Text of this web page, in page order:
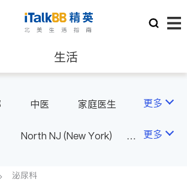
生活
房地产租售
中医
家庭医生
妇科
儿科
更多
North NJ (New York)
更多
泌尿科